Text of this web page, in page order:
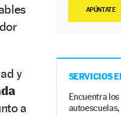
y
a
APÚNTATE
SERVICIOS
Encuentra